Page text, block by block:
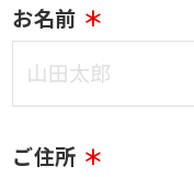
お名前
ご住所